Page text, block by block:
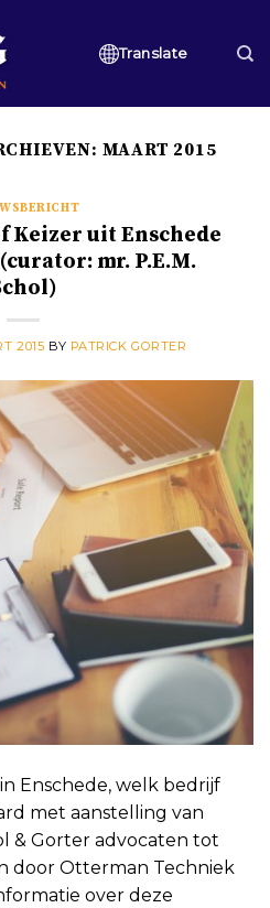
Translate
MAART 2015
uit Enschede
mr. P.E.M.
2015 BY PATRICK GORTER
Enschede, welk bedrijf
met aanstelling van
& Gorter advocaten tot
door Otterman Techniek
over deze